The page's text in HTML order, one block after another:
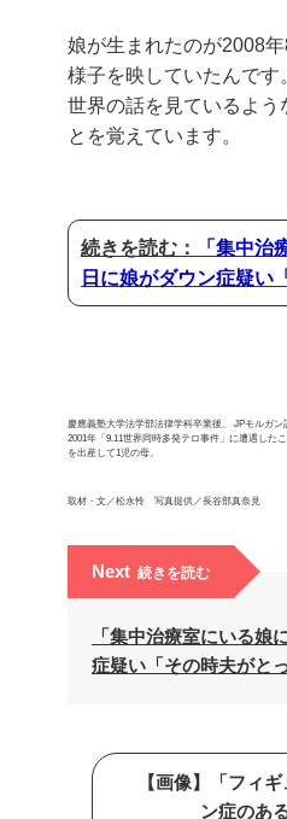
娘が生まれたのが2008
様子を映していたんで
世界の話を見ているよう
とを覚えています。
続きを読む：
「集中
日に娘がダウン症疑い
慶應義塾大学法学部法律学科卒業後、 JPモルガ
2001年「9.11世界同時多発テロ事件」に遭遇した
を出産して1児の母。
取材・文／松永怜 写真提供／長谷部真奈見
Next 続きを読む
「集中治療室にいる
症疑い「その時夫がと
【画像】「フィ
ン症のあ